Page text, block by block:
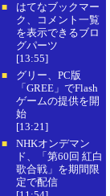
■
はてなブックマー
ク、コメント一覧
を表示できるブロ
グパーツ
[13:55]
■
グリー、PC版
「GREE」でFlash
ゲームの提供を開
始
[13:21]
■
NHKオンデマン
ド、「第60回 紅白
歌合戦」を期間限
定で配信